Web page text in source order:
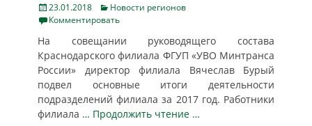
Posted
on
23.01.2018 Categories
Новости регионов
Комментировать
На совещании руководящего состава
Краснодарского филиала ФГУП «УВО Минтранса
России» директор филиала Вячеслав Бурый
подвел основные итоги деятельности
подразделений филиала за 2017 год. Работники
филиала … Продолжить чтение …